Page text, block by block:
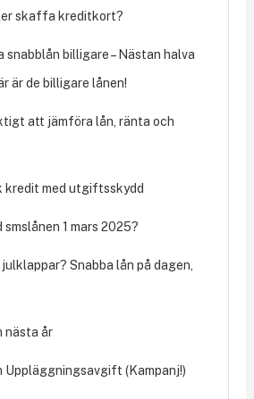
skaffa kreditkort?
snabblån billigare – Nästan halva
är de billigare lånen!
att jämföra lån, ränta och
kredit med utgiftsskydd
smslånen 1 mars 2025?
Snabba lån på dagen,
nästa år
Uppläggningsavgift (Kampanj!)